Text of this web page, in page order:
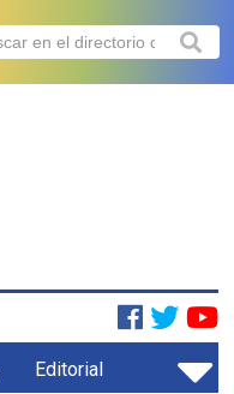
Editorial